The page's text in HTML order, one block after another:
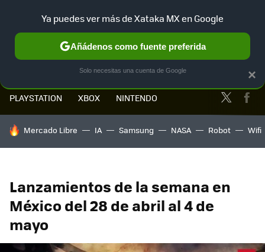
PLAYSTATION XBOX NINTENDO Twitter
HOY SE HABLA DE
Mercado Libre IA Samsung NASA Robot Wifi
Lanzamientos de la semana en
México del 28 de abril al 4 de
mayo
×
Ya puedes ver más de Xataka MX en Google
Añádenos como fuente preferida
Solo necesitas una cuenta de Google